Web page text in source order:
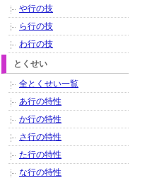
や行の技
ら行の技
わ行の技
とくせい
全とくせい一覧
あ行の特性
か行の特性
さ行の特性
た行の特性
な行の特性